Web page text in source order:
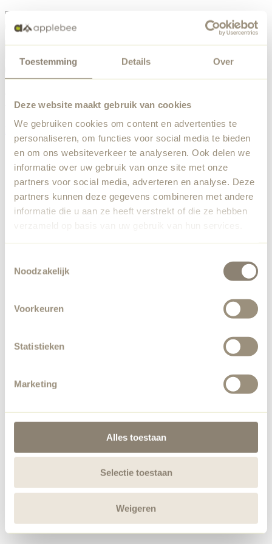
Toestemming Details Over
Deze website maakt gebruik van cookies
We gebruiken cookies om content en advertenties te
personaliseren, om functies voor social media te bieden
en om ons websiteverkeer te analyseren. Ook delen we
informatie over uw gebruik van onze site met onze
partners voor social media, adverteren en analyse. Deze
partners kunnen deze gegevens combineren met andere
informatie die u aan ze heeft verstrekt of die ze hebben
verzameld op basis van uw gebruik van hun services.
Noodzakelijk
Voorkeuren
Statistieken
Marketing
Alles toestaan
Selectie toestaan
Weigeren
Etwas ist schiefgelaufen
Team wurde benachrichtigt.
Zurück zur Startseite